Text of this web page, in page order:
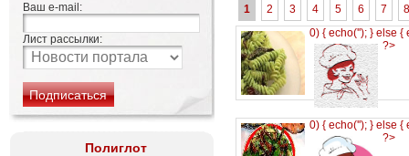
Ваш e-mail:
Лист рассылки:
Полиглот
1 2 3 4 5 6 7
8
0) { echo(''); } else {
?>
0) { echo(''); } else {
?>